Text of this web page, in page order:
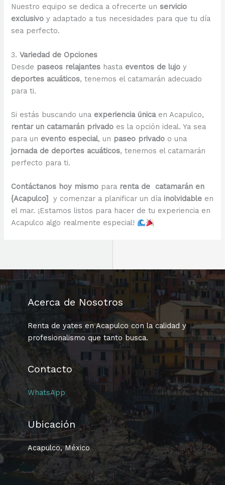
Nuestro equipo se dedica a ofrecerte unservicio
exclusivo y adaptado a tus necesidades para que tu día
sea perfecto.
3.Variedad de Opciones
Desde paseos relajantes hasta eventos de lujo y
deportes acuáticos, tenemos el catamarán adecuado
para ti.
Si estás buscando una experiencia únicaen Acapulco,
rentar un catamarán privado es la opción ideal. Ya sea
para un evento especial, un paseo privado o una
jornada de deportes acuáticos, tenemos el catamarán
perfecto para ti.
Contáctanos hoy mismo para renta de catamarán en
{Acapulco] y comenzar a planificar un día inolvidable en
el mar. ¡Estamos listos para hacer de tu experiencia en
Acapulco algo realmente especial!
Acerca de Nosotros
Renta de yates en Acapulco con la calidad y
profesionalismo que tanto busca.
Contacto
WhatsApp
Ubicación
Acapulco, México